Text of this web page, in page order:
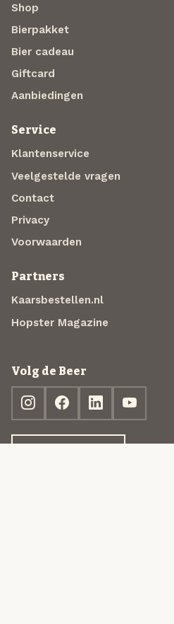
Shop
Bierpakket
Bier cadeau
Giftcard
Aanbiedingen
Service
Klantenservice
Veelgestelde vragen
Contact
Privacy
Voorwaarden
Partners
Kaarsbestellen.nl
Hopster Magazine
Volg de Beer